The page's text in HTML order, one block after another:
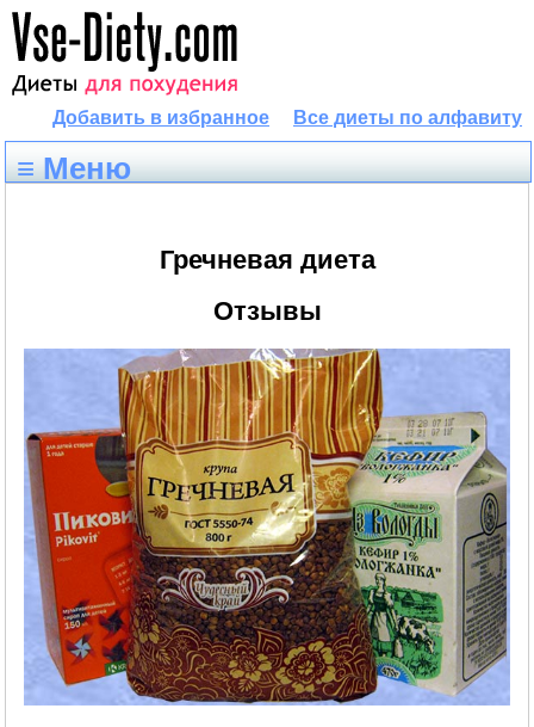
Все диеты по алфавиту
Добавить в избранное
≡ Меню
Гречневая диета
Отзывы